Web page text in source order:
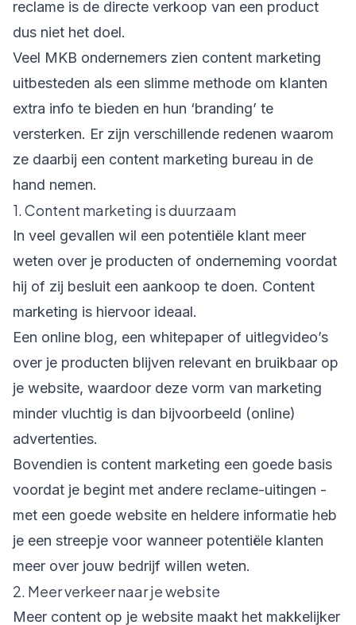
reclame is de directe verkoop van een product
dus niet het doel.
Veel MKB ondernemers zien content marketing
uitbesteden als een slimme methode om klanten
extra info te bieden en hun ‘branding’ te
versterken. Er zijn verschillende redenen waarom
ze daarbij een content marketing bureau in de
hand nemen.
1. Content marketing is duurzaam
In veel gevallen wil een potentiële klant meer
weten over je producten of onderneming voordat
hij of zij besluit een aankoop te doen. Content
marketing is hiervoor ideaal.
Een online blog, een whitepaper of uitlegvideo’s
over je producten blijven relevant en bruikbaar op
je website, waardoor deze vorm van marketing
minder vluchtig is dan bijvoorbeeld (online)
advertenties.
Bovendien is content marketing een goede basis
voordat je begint met andere reclame-uitingen -
met een goede website en heldere informatie heb
je een streepje voor wanneer potentiële klanten
meer over jouw bedrijf willen weten.
2. Meer verkeer naar je website
Meer content op je website maakt het makkelijker